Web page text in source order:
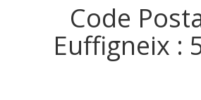
Code
Euffigneix :